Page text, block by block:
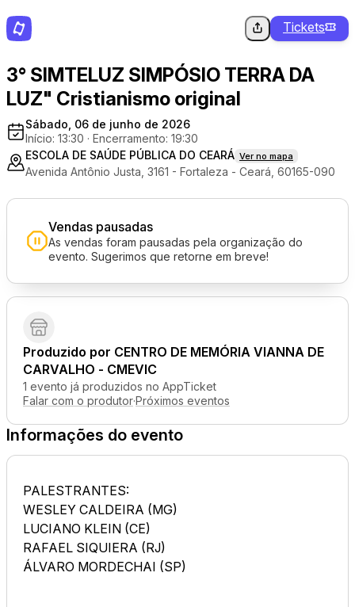
Tickets
3° SIMTELUZ SIMPÓSIO TERRA DA
LUZ" Cristianismo original
Sábado, 06 de junho de 2026
Início: 13:30 · Encerramento: 19:30
ESCOLA DE SAÚDE PÚBLICA DO CEARÁ Ver no mapa
Avenida Antônio Justa, 3161 - Fortaleza - Ceará, 60165-090
Produzido por CENTRO DE MEMÓRIA VIANNA DE
CARVALHO - CMEVIC
1 evento já produzidos no AppTicket
Falar com o produtor·Próximos eventos
Informações do evento
PALESTRANTES:
WESLEY CALDEIRA (MG)
LUCIANO KLEIN (CE)
RAFAEL SIQUIERA (RJ)
ÁLVARO MORDECHAI (SP)
Vendas pausadas
As vendas foram pausadas pela organização do
evento. Sugerimos que retorne em breve!